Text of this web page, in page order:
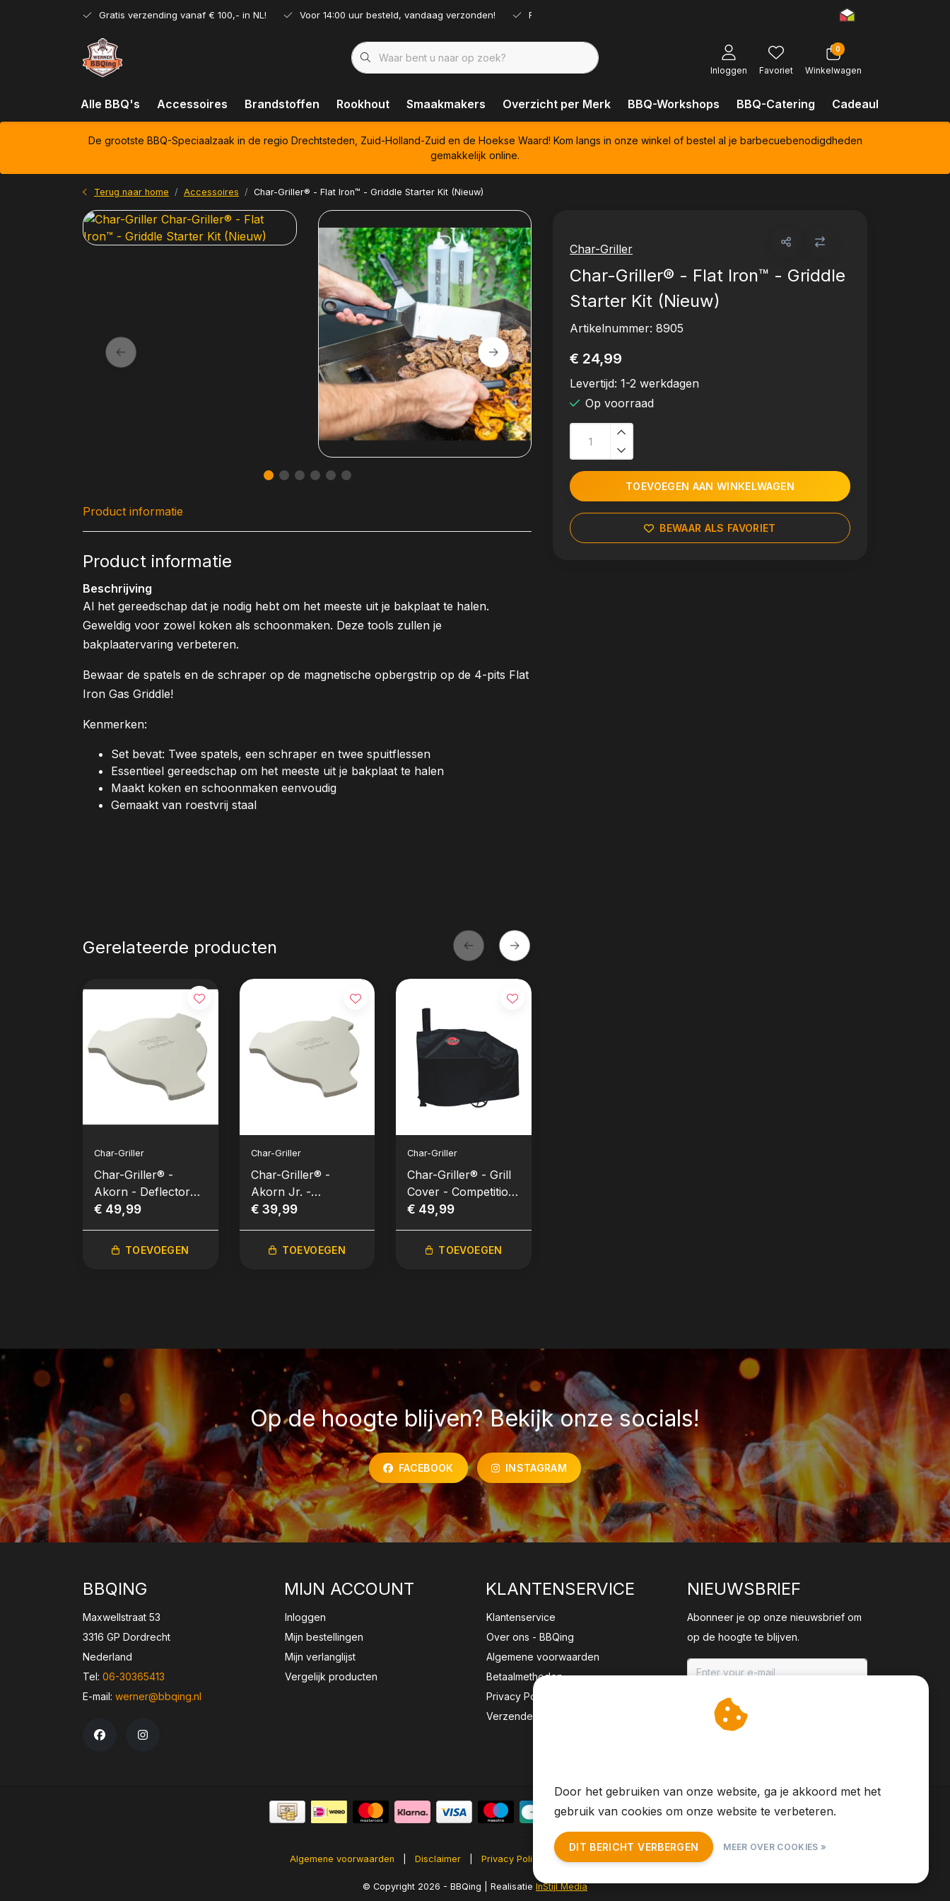
Gratis verzending vanaf € 100,- in NL! Voor 14:00 uur besteld, vandaag verzonden! Ruim assortiment!
Inloggen Favoriet
0
Winkelwagen
Alle BBQ's Accessoires Brandstoffen Rookhout Smaakmakers Overzicht per Merk BBQ-Workshops BBQ-Catering Cadeaubonnen
De grootste BBQ-Speciaalzaak in de regio Drechtsteden, Zuid-Holland-Zuid en de Hoekse Waard! Kom langs in onze winkel of bestel al je barbecuebenodigdheden
gemakkelijk online.
Terug naar home Accessoires Char-Griller® - Flat Iron™ - Griddle Starter Kit (Nieuw)
Char-Griller
Char-Griller® - Flat Iron™ - Griddle
Starter Kit (Nieuw)
Artikelnummer: 8905
€ 24,99
Levertijd: 1-2 werkdagen
Op voorraad
TOEVOEGEN AAN WINKELWAGEN
BEWAAR ALS FAVORIET
Product informatie
Product informatie
Beschrijving
Al het gereedschap dat je nodig hebt om het meeste uit je bakplaat te halen.
Geweldig voor zowel koken als schoonmaken. Deze tools zullen je
bakplaatervaring verbeteren.
Bewaar de spatels en de schraper op de magnetische opbergstrip op de 4-pits Flat
Iron Gas Griddle!
Kenmerken:
Set bevat: Twee spatels, een schraper en twee spuitflessen
Essentieel gereedschap om het meeste uit je bakplaat te halen
Maakt koken en schoonmaken eenvoudig
Gemaakt van roestvrij staal
Gerelateerde producten
Char-Griller
Char-Griller® -
Akorn - Deflector
Plate
€ 49,99
TOEVOEGEN
Char-Griller
Char-Griller® -
Akorn Jr. -
Deflector Plate
€ 39,99
TOEVOEGEN
Char-Griller
Char-Griller® - Grill
Cover - Competition
Pro™
€ 49,99
TOEVOEGEN
Op de hoogte blijven? Bekijk onze socials!
FACEBOOK INSTAGRAM
BBQING
Maxwellstraat 53
3316 GP Dordrecht
Nederland
Tel: 06-30365413
E-mail: werner@bbqing.nl
MIJN ACCOUNT
Inloggen
Mijn bestellingen
Mijn verlanglijst
Vergelijk producten
KLANTENSERVICE
Klantenservice
Over ons - BBQing
Algemene voorwaarden
Betaalmethoden
Privacy Policy
Verzenden & retourneren
NIEUWSBRIEF
Abonneer je op onze nieuwsbrief om
op de hoogte te blijven.
ABONNEER
Algemene voorwaarden Disclaimer Privacy Policy Sitemap
© Copyright 2026 - BBQing | Realisatie InStijl Media
Door het gebruiken van onze website, ga je akkoord met het
gebruik van cookies om onze website te verbeteren.
DIT BERICHT VERBERGEN MEER OVER COOKIES »